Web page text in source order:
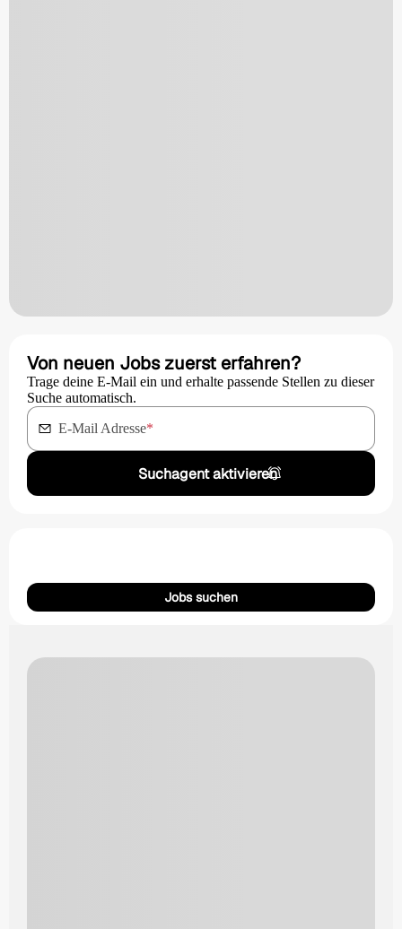
Von neuen Jobs zuerst erfahren?
Trage deine E-Mail ein und erhalte passende Stellen zu dieser
Suche automatisch.
E-Mail Adresse*
Suchagent aktivieren
Jobs suchen